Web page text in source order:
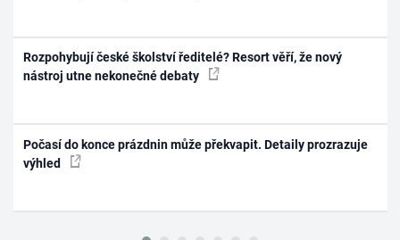
Rozpohybují české školství ředitelé? Resort věří, že nový
nástroj utne nekonečné debaty
Počasí do konce prázdnin může překvapit. Detaily prozrazuje
výhled